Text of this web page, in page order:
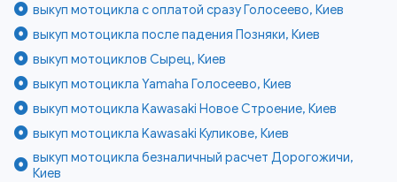
выкуп мотоцикла с оплатой сразу Голосеево, Киев
выкуп мотоцикла после падения Позняки, Киев
выкуп мотоциклов Сырец, Киев
выкуп мотоцикла Yamaha Голосеево, Киев
выкуп мотоцикла Kawasaki Новое Строение, Киев
выкуп мотоцикла Kawasaki Куликове, Киев
выкуп мотоцикла безналичный расчет Дорогожичи,
Киев